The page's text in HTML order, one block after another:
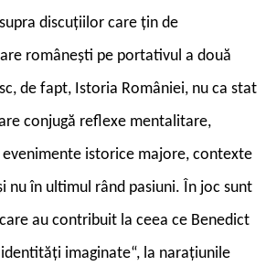
discuțiilor care țin de
românești pe portativul a două
de fapt, Istoria României, nu ca stat
conjugă reflexe mentalitare,
istorice majore, contexte
nu în ultimul rând pasiuni. În joc sunt
au contribuit la ceea ce Benedict
imaginate“, la narațiunile